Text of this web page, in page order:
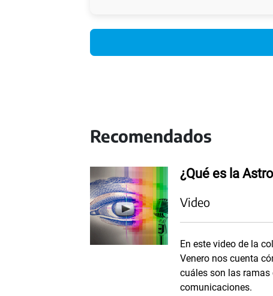
Recomendados
¿Qué es la
Video
En este video de la
Venero nos cuenta
cuáles son las
comunicaciones.